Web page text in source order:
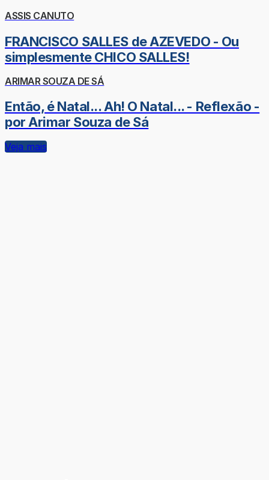
ASSIS CANUTO
FRANCISCO SALLES de AZEVEDO - Ou
simplesmente CHICO SALLES!
ARIMAR SOUZA DE SÁ
Então, é Natal... Ah! O Natal... - Reflexão -
por Arimar Souza de Sá
Veja mais